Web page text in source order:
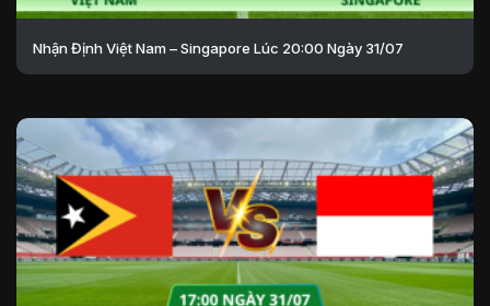
Nhận Định Việt Nam – Singapore Lúc 20:00 Ngày 31/07